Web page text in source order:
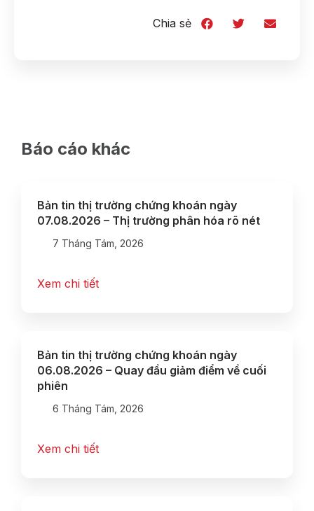
Chia sẻ
Báo cáo khác
Bản tin thị trường chứng khoán ngày
07.08.2026 – Thị trường phân hóa rõ nét
7 Tháng Tám, 2026
Xem chi tiết
Bản tin thị trường chứng khoán ngày
06.08.2026 – Quay đầu giảm điểm về cuối
phiên
6 Tháng Tám, 2026
Xem chi tiết